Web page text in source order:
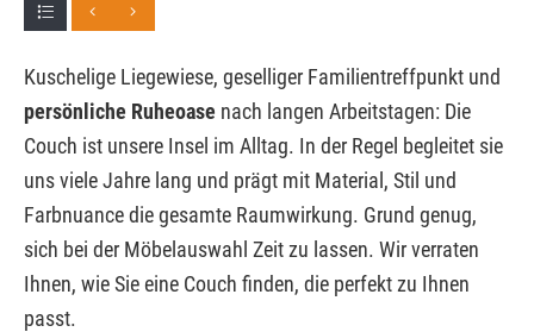
Kuschelige Liegewiese, geselliger Familientreffpunkt und
persönliche Ruheoase nach langen Arbeitstagen: Die
Couch ist unsere Insel im Alltag. In der Regel begleitet sie
uns viele Jahre lang und prägt mit Material, Stil und
Farbnuance die gesamte Raumwirkung. Grund genug,
sich bei der Möbelauswahl Zeit zu lassen. Wir verraten
Ihnen, wie Sie eine Couch finden, die perfekt zu Ihnen
passt.